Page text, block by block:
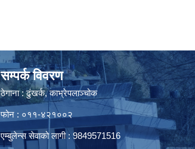
सम्पर्क विवरण
ठेगाना : ढुंखर्क, काभ्रेपलाञ्चोक
फोन : ०११-४२१००२
एम्बुलेन्स सेवाको लागी : 9849571516